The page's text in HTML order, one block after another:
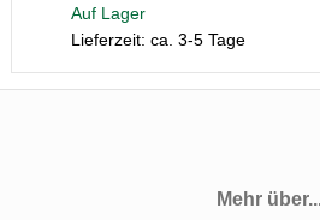
Auf Lager
Lieferzeit: ca. 3-5 Tage
Mehr